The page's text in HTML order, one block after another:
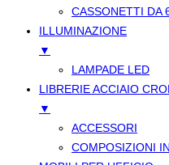
CASSONETTI DA
ILLUMINAZIONE
▼
LAMPADE LED
LIBRERIE ACCIAIO
▼
ACCESSORI
COMPOSIZIONI